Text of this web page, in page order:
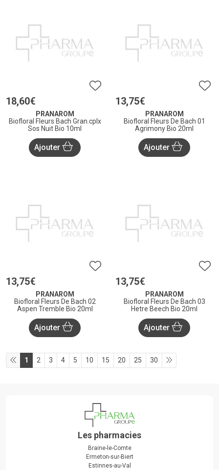
18,60€
PRANAROM
Biofloral Fleurs Bach Gran.cplx
Sos Nuit Bio 10ml
Ajouter
13,75€
PRANAROM
Biofloral Fleurs De Bach 01
Agrimony Bio 20ml
Ajouter
13,75€
PRANAROM
Biofloral Fleurs De Bach 02
Aspen Tremble Bio 20ml
Ajouter
13,75€
PRANAROM
Biofloral Fleurs De Bach 03
Hetre Beech Bio 20ml
Ajouter
1 2 3 4 5 10 15 20 25 30
Les pharmacies
Braine-le-Comte
Ermeton-sur-Biert
Estinnes-au-Val